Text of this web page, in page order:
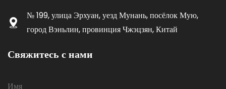
№ 199, улица Эрхуан, уезд Мунань, посёлок Мую,
город Вэньлин, провинция Чжэцзян, Китай
Свяжитесь с нами